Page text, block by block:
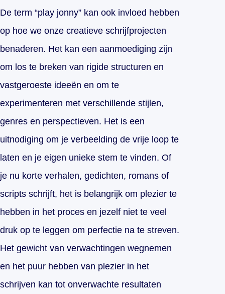
De term “play jonny” kan ook invloed hebben
op hoe we onze creatieve schrijfprojecten
benaderen. Het kan een aanmoediging zijn
om los te breken van rigide structuren en
vastgeroeste ideeën en om te
experimenteren met verschillende stijlen,
genres en perspectieven. Het is een
uitnodiging om je verbeelding de vrije loop te
laten en je eigen unieke stem te vinden. Of
je nu korte verhalen, gedichten, romans of
scripts schrijft, het is belangrijk om plezier te
hebben in het proces en jezelf niet te veel
druk op te leggen om perfectie na te streven.
Het gewicht van verwachtingen wegnemen
en het puur hebben van plezier in het
schrijven kan tot onverwachte resultaten